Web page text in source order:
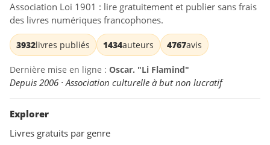
Association Loi 1901 : lire gratuitement et publier sans frais
des livres numériques francophones.
3932livres publiés 1434auteurs 4767avis
Dernière mise en ligne : Oscar. "Li Flamind"
Depuis 2006 · Association culturelle à but non lucratif
Explorer
Livres gratuits par genre